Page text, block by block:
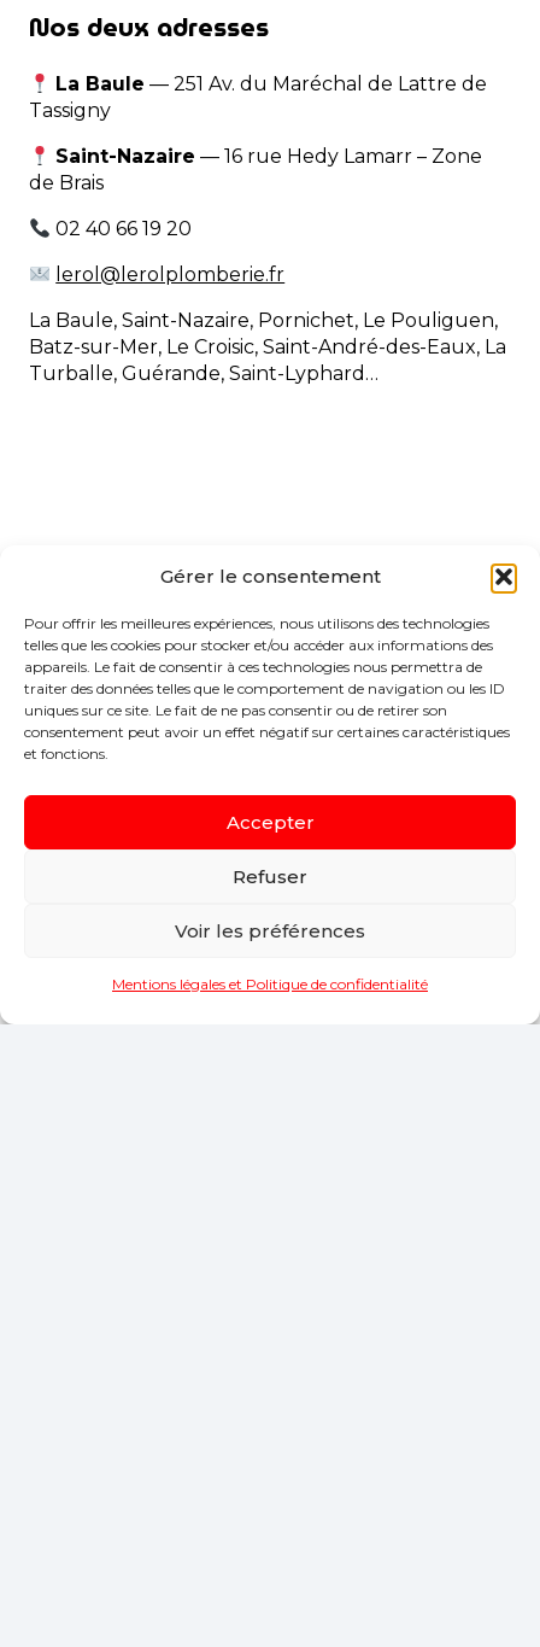
Gérer le consentement
Pour offrir les meilleures expériences, nous utilisons des technologies
telles que les cookies pour stocker et/ou accéder aux informations des
appareils. Le fait de consentir à ces technologies nous permettra de
traiter des données telles que le comportement de navigation ou les ID
uniques sur ce site. Le fait de ne pas consentir ou de retirer son
consentement peut avoir un effet négatif sur certaines caractéristiques
et fonctions.
Accepter
Refuser
Voir les préférences
Mentions légales et Politique de confidentialité
Nos deux adresses
La Baule —251 Av. du Maréchalde Lattre de
Tassigny
Saint-Nazaire —16 rue Hedy Lamarr – Zone
de Brais
02 40 66 19 20
lerol@lerolplomberie.fr
La Baule, Saint-Nazaire, Pornichet, Le Pouliguen,
Batz-sur-Mer, Le Croisic, Saint-André-des-Eaux, La
Turballe, Guérande, Saint-Lyphard…
Ils en parlent
Découvrez nos avis Google !
Donner un avis à l’agence de La Baule